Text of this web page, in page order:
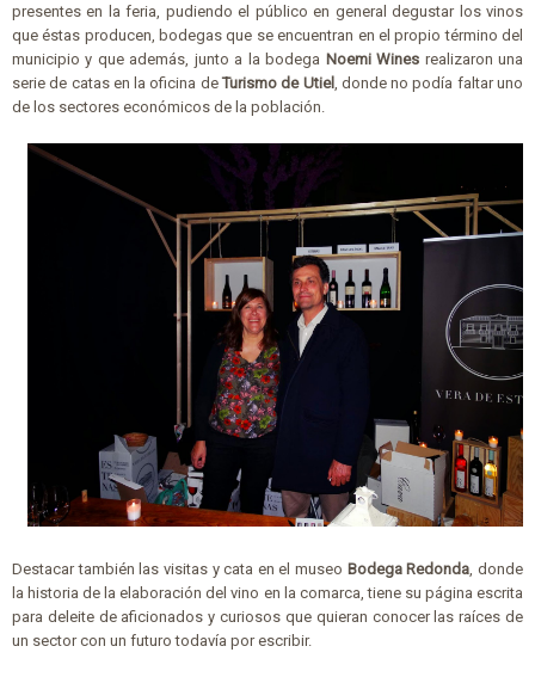
presentes en la feria, pudiendo el público en general degustar los vinos
que éstas producen, bodegas que se encuentran en el propio término del
municipio y que además, junto a la bodega Noemi Wines realizaron una
serie de catas en la oficina deTurismo de Utiel , donde no podía faltar uno
de los sectores económicos de la población.
Destacar también las visitas y cata en el museo Bodega Redonda , donde
la historia de la elaboración del vino en la comarca, tiene su página escrita
para deleite de aficionados y curiosos que quieran conocer las raíces de
un sector con un futuro todavía por escribir.